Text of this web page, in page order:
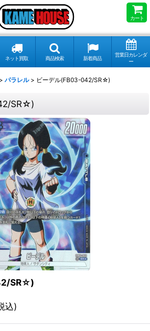
カート
ネット買取 商品検索 新着商品
営業日カレンダ
ー
> パラレル > ビーデル(FB03-042/SR☆)
SR☆)
SR☆)
込)